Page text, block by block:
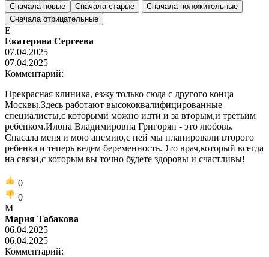
Сначала новые Сначала старые
Сначала положительные
Сначала отрицательные
Е
Екатерина Сергеева
07.04.2025
07.04.2025
Комментарий:
Прекрасная клиника, езжу только сюда с другого конца
Москвы.Здесь работают высококвалифицированные
специалисты,с которыми можно идти и за вторым,и третьим
ребенком.Илона Владимировна Григорян - это любовь.
Спасала меня и мою анемию,с ней мы планировали второго
ребенка и теперь ведем беременность.Это врач,который всегда
на связи,с которым вы точно будете здоровы и счастливы!
0
0
М
Мария Табакова
06.04.2025
06.04.2025
Комментарий: